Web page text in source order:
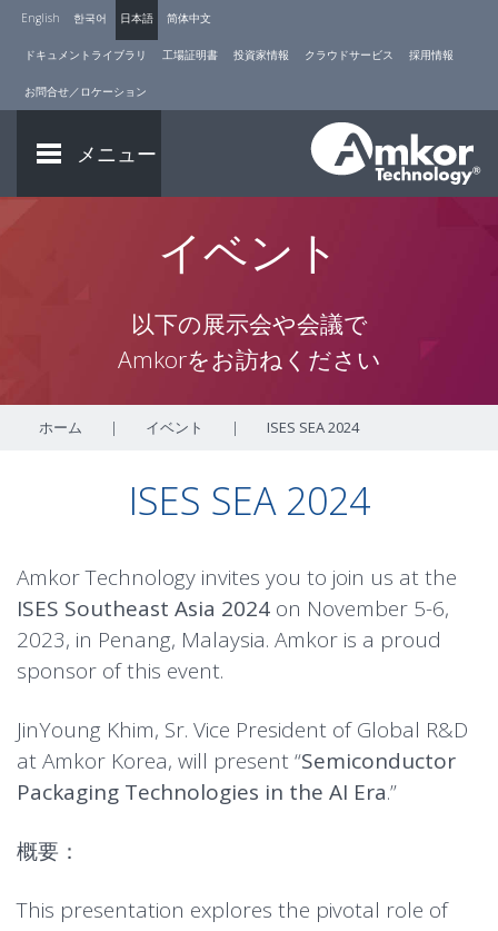
English 한국어 日本語 简体中文
ドキュメントライブラリ 工場証明書 投資家情報 クラウドサービス 採用情報
お問合せ／ロケーション
メニュー
イベント
以下の展示会や会議で
Amkorをお訪ねください
ホーム | イベント | ISES SEA 2024
ISES SEA 2024
Amkor Technology invites you to join us at the
ISES Southeast Asia 2024 on November 5-6,
2023, in Penang, Malaysia. Amkor is a proud
sponsor of this event.
JinYoung Khim, Sr. Vice President of Global R&D
at Amkor Korea, will present “Semiconductor
Packaging Technologies in the AI Era.”
概要：
This presentation explores the pivotal role of